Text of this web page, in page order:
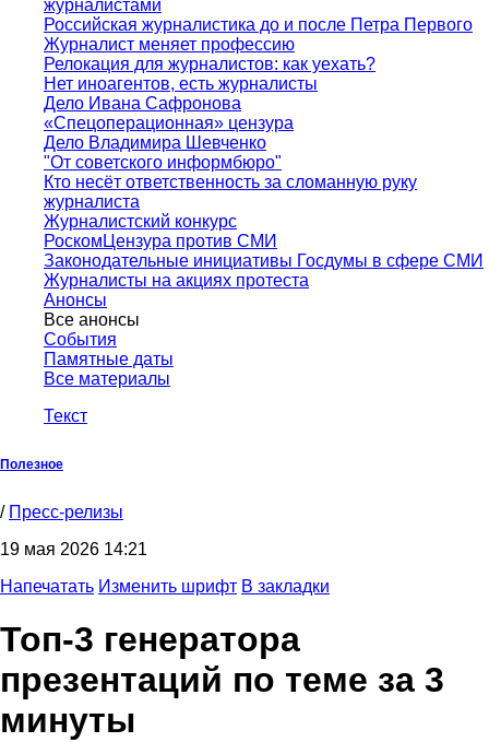
журналистами
Российская журналистика до и после Петра Первого
Журналист меняет профессию
Релокация для журналистов: как уехать?
Нет иноагентов, есть журналисты
Дело Ивана Сафронова
«Спецоперационная» цензура
Дело Владимира Шевченко
"От советского информбюро"
Кто несёт ответственность за сломанную руку
журналиста
Журналистский конкурс
РоскомЦензура против СМИ
Законодательные инициативы Госдумы в сфере СМИ
Журналисты на акциях протеста
Анонсы
Все анонсы
События
Памятные даты
Все материалы
Текст
Полезное
/ Пресс-релизы
19 мая 2026 14:21
Напечатать Изменить шрифт В закладки
Топ-3 генератора
презентаций по теме за 3
минуты